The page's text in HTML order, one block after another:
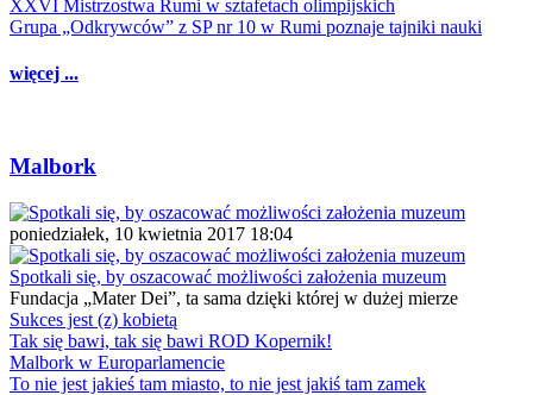
XXVI Mistrzostwa Rumi w sztafetach olimpijskich
Grupa „Odkrywców” z SP nr 10 w Rumi poznaje tajniki nauki
więcej ...
Malbork
poniedziałek, 10 kwietnia 2017 18:04
Spotkali się, by oszacować możliwości założenia muzeum
Fundacja „Mater Dei”, ta sama dzięki której w dużej mierze
Sukces jest (z) kobietą
Tak się bawi, tak się bawi ROD Kopernik!
Malbork w Europarlamencie
To nie jest jakieś tam miasto, to nie jest jakiś tam zamek